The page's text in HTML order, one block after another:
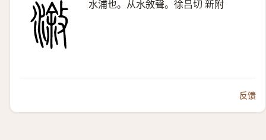
水浦也。从水敘聲。徐吕切 新附
反馈